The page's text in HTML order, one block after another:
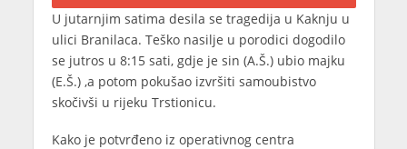
U jutarnjim satima desila se tragedija u Kaknju u
ulici Branilaca. Teško nasilje u porodici dogodilo
se jutros u 8:15 sati, gdje je sin (A.Š.) ubio majku
(E.Š.) ,a potom pokušao izvršiti samoubistvo
skočivši u rijeku Trstionicu.
Kako je potvrđeno iz operativnog centra